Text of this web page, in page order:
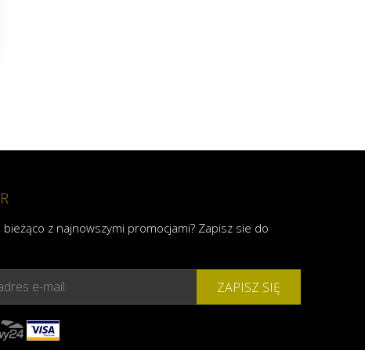
bieżąco z najnowszymi promocjami? Zapisz sie do
e-mail: ZAPISZ SIĘ